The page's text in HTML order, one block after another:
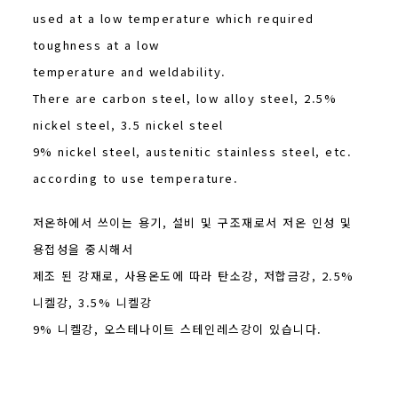
used at a low temperature which required
toughness at a low
temperature and weldability.
There are carbon steel, low alloy steel, 2.5%
nickel steel, 3.5 nickel steel
9% nickel steel, austenitic stainless steel, etc.
according to use temperature.
저온하에서 쓰이는 용기, 설비 및 구조재로서 저온 인성 및
용접성을 중시해서
제조 된 강재로, 사용온도에 따라 탄소강, 저합금강, 2.5%
니켈강, 3.5% 니켈강
9% 니켈강, 오스테나이트 스테인레스강이 있습니다.